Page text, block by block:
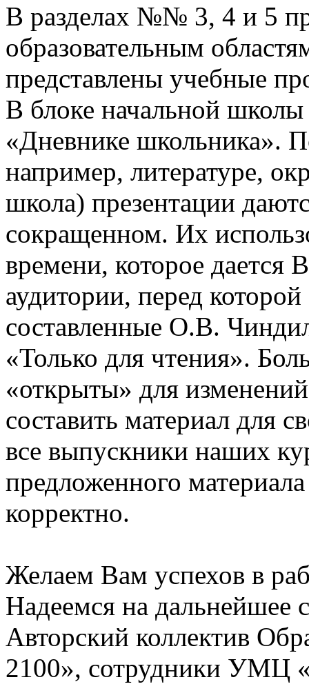
В разделах №№ 3, 4 и 5
образовательным
представлены учебные
В блоке начальной
«Дневнике школьника».
например, литературе,
школа) презентации
сокращенном. Их
времени, которое дается
аудитории, перед
составленные О.В.
«Только для чтения».
«открыты» для
составить материал для
все выпускники наших
предложенного
корректно.
Желаем Вам успехов в
Надеемся на дальнейшее
Авторский коллектив
2100», сотрудники УМЦ